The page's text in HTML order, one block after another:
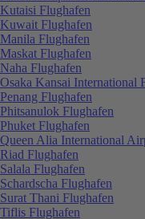
Kutaisi Flughafen
Kuwait Flughafen
Manila Flughafen
Maskat Flughafen
Naha Flughafen
Osaka Kansai International
Penang Flughafen
Phitsanulok Flughafen
Phuket Flughafen
Queen Alia International
Riad Flughafen
Salala Flughafen
Schardscha Flughafen
Surat Thani Flughafen
Tiflis Flughafen